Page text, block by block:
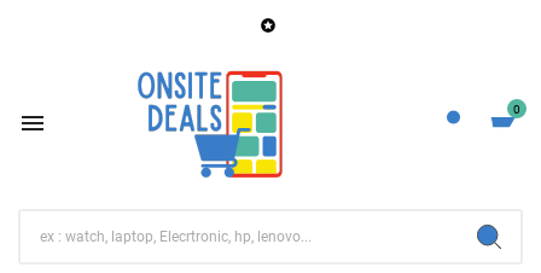

 0
Name der Wunschliste